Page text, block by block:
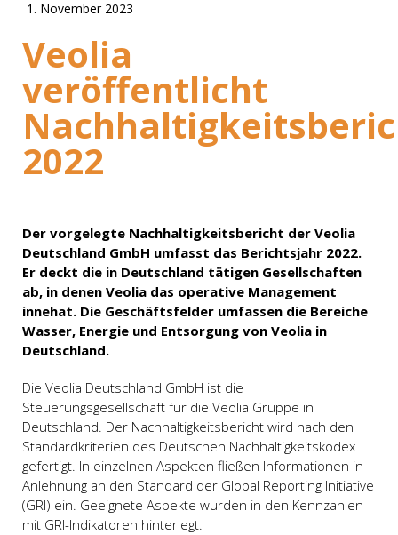
1. November 2023
Veolia
veröffentlicht
2022
Der vorgelegte Nachhaltigkeitsbericht der Veolia
Deutschland GmbH umfasst das Berichtsjahr 2022.
Er deckt die in Deutschland tätigen Gesellschaften
ab, in denen Veolia das operative Management
innehat. Die Geschäftsfelder umfassen die Bereiche
Wasser, Energie und Entsorgung von Veolia in
Deutschland.
Die Veolia Deutschland GmbH ist die
Steuerungsgesellschaft für die Veolia Gruppe in
Deutschland. Der Nachhaltigkeitsbericht wird nach den
Standardkriterien des Deutschen Nachhaltigkeitskodex
gefertigt. In einzelnen Aspekten fließen Informationen in
Anlehnung an den Standard der Global Reporting Initiative
(GRI) ein. Geeignete Aspekte wurden in den Kennzahlen
mit GRI-Indikatoren hinterlegt.